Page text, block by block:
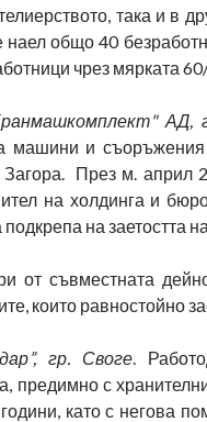
така и в
наел общо 40
чрез мярката
АД,
машини и
През м. април
на холдинга и
на
от съвместната
които равностойно
гр. Своге.
предимно с
като с негова